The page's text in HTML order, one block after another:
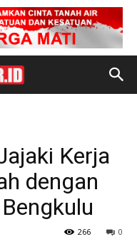
Kerja
dengan
0
266